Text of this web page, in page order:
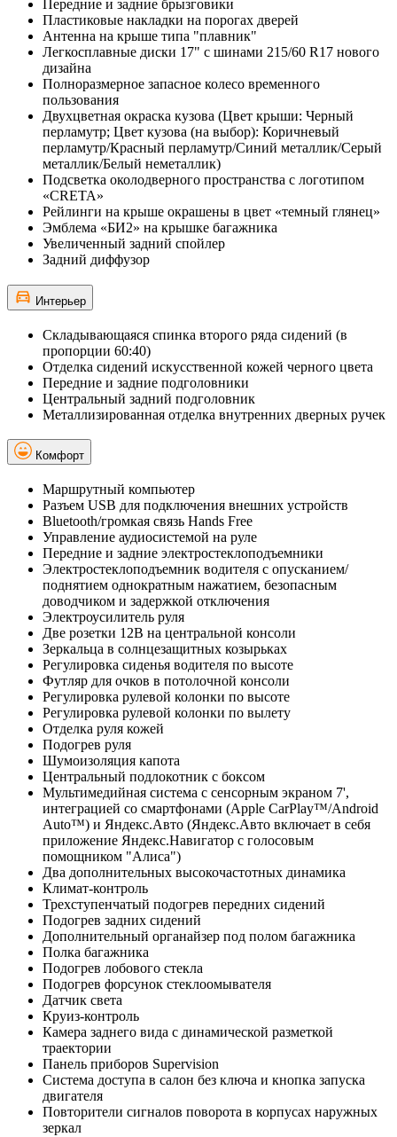
Передние и задние брызговики
Пластиковые накладки на порогах дверей
Антенна на крыше типа "плавник"
Легкосплавные диски 17" с шинами 215/60 R17 нового
дизайна
Полноразмерное запасное колесо временного
пользования
Двухцветная окраска кузова (Цвет крыши: Черный
перламутр; Цвет кузова (на выбор): Коричневый
перламутр/Красный перламутр/Синий металлик/Серый
металлик/Белый неметаллик)
Подсветка околодверного пространства с логотипом
«CRETA»
Рейлинги на крыше окрашены в цвет «темный глянец»
Эмблема «БИ2» на крышке багажника
Увеличенный задний спойлер
Задний диффузор
Интерьер
Складывающаяся спинка второго ряда сидений (в
пропорции 60:40)
Отделка сидений искусственной кожей черного цвета
Передние и задние подголовники
Центральный задний подголовник
Металлизированная отделка внутренних дверных ручек
Комфорт
Маршрутный компьютер
Разъем USB для подключения внешних устройств
Bluetooth/громкая связь Hands Free
Управление аудиосистемой на руле
Передние и задние электростеклоподъемники
Электростеклоподъемник водителя с опусканием/
поднятием однократным нажатием, безопасным
доводчиком и задержкой отключения
Электроусилитель руля
Две розетки 12В на центральной консоли
Зеркальца в солнцезащитных козырьках
Регулировка сиденья водителя по высоте
Футляр для очков в потолочной консоли
Регулировка рулевой колонки по высоте
Регулировка рулевой колонки по вылету
Отделка руля кожей
Подогрев руля
Шумоизоляция капота
Центральный подлокотник с боксом
Мультимедийная система с сенсорным экраном 7',
интеграцией со смартфонами (Apple CarPlay™/Android
Auto™) и Яндекс.Авто (Яндекс.Авто включает в себя
приложение Яндекс.Навигатор с голосовым
помощником "Алиса")
Два дополнительных высокочастотных динамика
Климат-контроль
Трехступенчатый подогрев передних сидений
Подогрев задних сидений
Дополнительный органайзер под полом багажника
Полка багажника
Подогрев лобового стекла
Подогрев форсунок стеклоомывателя
Датчик света
Круиз-контроль
Камера заднего вида с динамической разметкой
траектории
Панель приборов Supervision
Система доступа в салон без ключа и кнопка запуска
двигателя
Повторители сигналов поворота в корпусах наружных
зеркал